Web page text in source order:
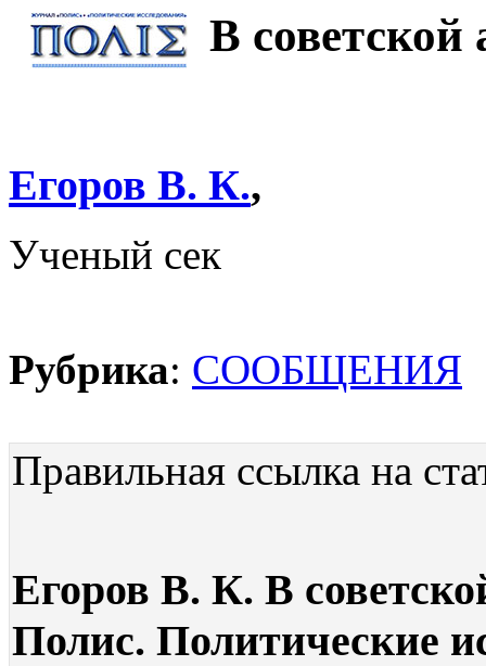
В советской
Егоров В. К.,
Ученый сек
Рубрика: СООБЩЕНИЯ
Правильная ссылка на
Егоров В. К. В
Полис. Политические